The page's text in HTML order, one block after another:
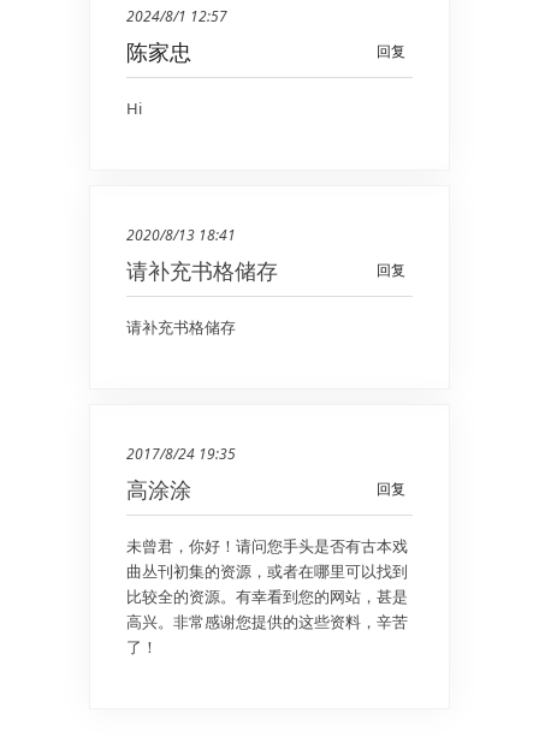
2024/8/1 12:57
回复
陈家忠
Hi
2020/8/13 18:41
回复
请补充书格储存
请补充书格储存
2017/8/24 19:35
回复
高涂涂
未曾君，你好！请问您手头是否有古本戏
曲丛刊初集的资源，或者在哪里可以找到
比较全的资源。有幸看到您的网站，甚是
高兴。非常感谢您提供的这些资料，辛苦
了！